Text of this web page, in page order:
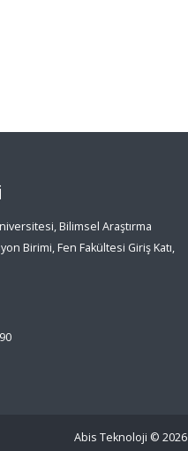
Bilimsel Araştırma
Birimi, Fen Fakültesi Giriş Katı,
Abis Teknoloji © 2026